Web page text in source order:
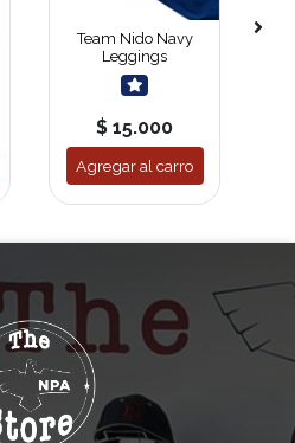
Team Nido Navy
Leggings
$ 15.000
Agregar al carro